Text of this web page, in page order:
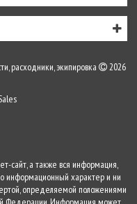
расходники, экипировка 2026
сайт, а также вся информация,
информационный характер и ни
определяемой положениями